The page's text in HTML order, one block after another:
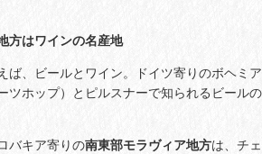
方はワインの名産地
ば、ビールとワイン。ドイツ寄りのボヘミア
ツホップ）とピルスナーで知られるビールの
バキア寄りの南東部モラヴィア地方は、チェ